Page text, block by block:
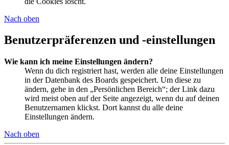
Nach oben
Benutzerpräferenzen und -einstellungen
Wie kann ich meine Einstellungen ändern?
Wenn du dich registriert hast, werden alle deine Einstellungen
in der Datenbank des Boards gespeichert. Um diese zu
ändern, gehe in den „Persönlichen Bereich“; der Link dazu
wird meist oben auf der Seite angezeigt, wenn du auf deinen
Benutzernamen klickst. Dort kannst du alle deine
Einstellungen ändern.
Nach oben